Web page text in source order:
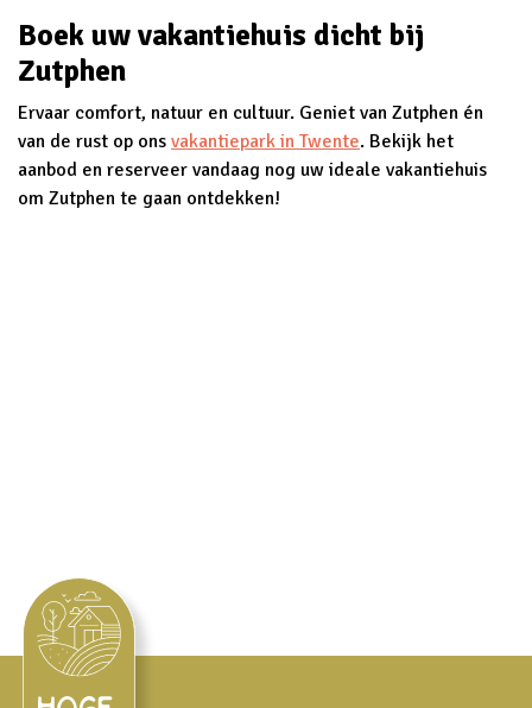
Boek uw vakantiehuis dicht bij
Zutphen
Ervaar comfort, natuur en cultuur. Geniet van Zutphen én
van de rust op ons vakantiepark in Twente. Bekijk het
aanbod en reserveer vandaag nog uw ideale vakantiehuis
om Zutphen te gaan ontdekken!